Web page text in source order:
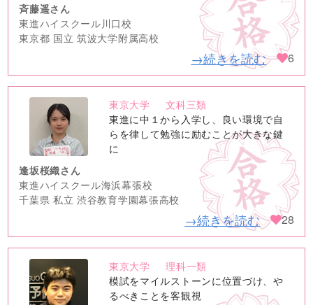
斉藤遥さん
東進ハイスクール川口校
東京都 国立 筑波大学附属高校
→続きを読む 6
no
image
東京大学
文科三類
東進に中１から入学し、良い環境で自
らを律して勉強に励むことが大きな鍵
に
逢坂桜織さん
東進ハイスクール海浜幕張校
千葉県 私立 渋谷教育学園幕張高校
→続きを読む 28
no
image
東京大学
理科一類
模試をマイルストーンに位置づけ、や
るべきことを客観視